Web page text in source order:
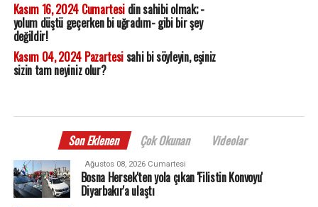
Kasım 16, 2024 Cumartesidin sahibi olmak; -
yolum düştü geçerken bi uğradım- gibi bir şey
değildir!
Kasım 04, 2024 Pazartesisahi bi söyleyin, eşiniz
sizin tam neyiniz olur?
Son Eklenen Çok Okunan Videolar
Ağustos 08, 2026 Cumartesi
Bosna Hersek'ten yola çıkan 'Filistin Konvoyu'
Diyarbakır'a ulaştı